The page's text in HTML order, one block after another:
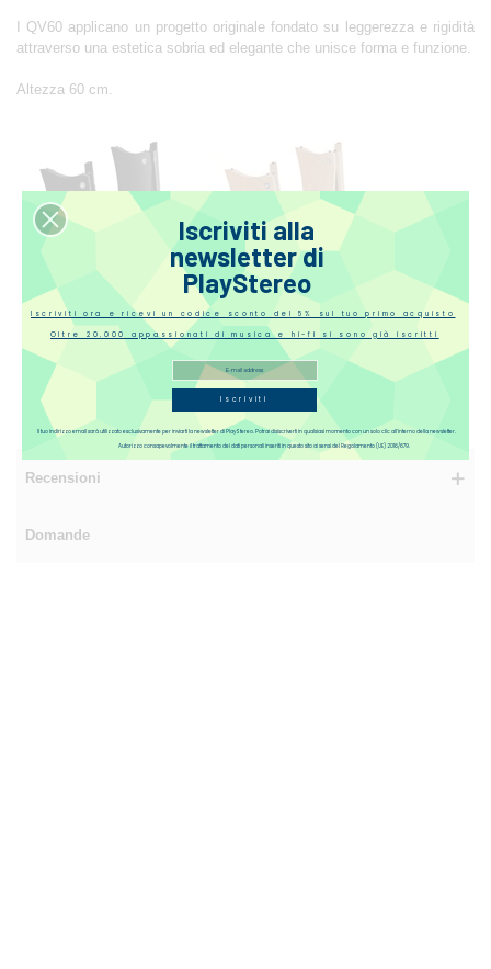
I QV60 applicano un progetto originale fondato su leggerezza e rigidità
attraverso una estetica sobria ed elegante che unisce forma e funzione.
Altezza 60 cm.
Recensioni
Domande
Iscriviti alla
newsletter di
PlayStereo
Iscriviti ora e ricevi un codice sconto del 5% sul tuo primo acquisto
Oltre 20.000 appassionati di musica e hi-fi si sono già iscritti
Iscriviti
Autorizzo consapevolmente il trattamento dei dati personali inseriti in questo sito ai sensi del Regolamento (UE) 2016/679.
Il tuo indirizzo email sarà utilizzato esclusivamente per inviarti la newsletter di PlayStereo. Potrai disiscriverti in qualsiasi momento con un solo clic all’interno della newsletter.